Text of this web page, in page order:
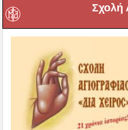
Σχολή